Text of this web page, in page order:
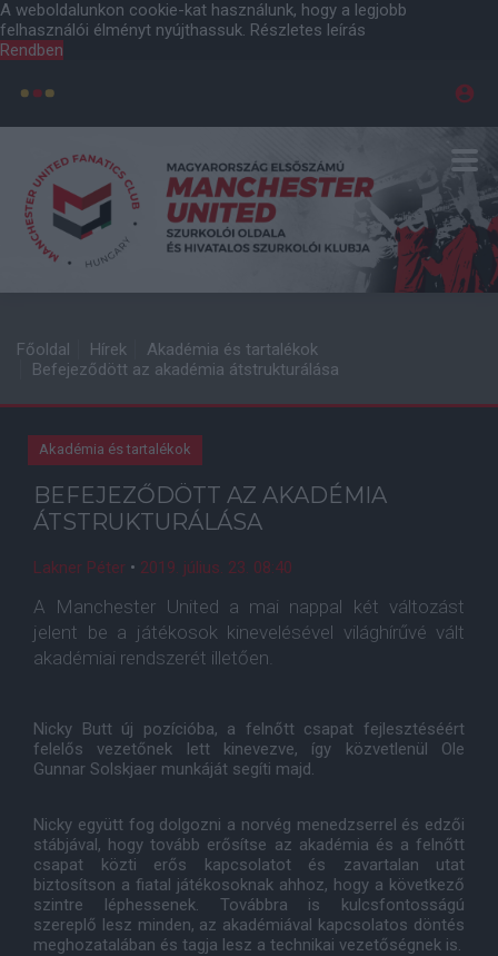
A weboldalunkon cookie-kat használunk, hogy a legjobb
felhasználói élményt nyújthassuk. Részletes leírás
Rendben
Főoldal Hírek
Akadémia és tartalékok
Befejeződött az akadémia átstrukturálása
Akadémia és tartalékok
BEFEJEZŐDÖTT AZ AKADÉMIA
ÁTSTRUKTURÁLÁSA
Lakner Péter • 2019. július. 23. 08:40
A Manchester United a mai nappal két változást
jelent be a játékosok kinevelésével világhírűvé vált
akadémiai rendszerét illetően.
Nicky Butt új pozícióba, a felnőtt csapat fejlesztéséért
felelős vezetőnek lett kinevezve, így közvetlenül Ole
Gunnar Solskjaer munkáját segíti majd.
Nicky együtt fog dolgozni a norvég menedzserrel és edzői
stábjával, hogy tovább erősítse az akadémia és a felnőtt
csapat közti erős kapcsolatot és zavartalan utat
biztosítson a fiatal játékosoknak ahhoz, hogy a következő
szintre léphessenek. Továbbra is kulcsfontosságú
szereplő lesz minden, az akadémiával kapcsolatos döntés
meghozatalában és tagja lesz a technikai vezetőségnek is.